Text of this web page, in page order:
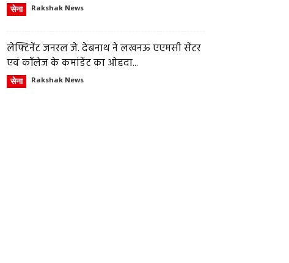
सेना Rakshak News
लेफ्टिनेंट जनरल जे. देबनाथ ने लखनऊ एएमसी सेंटर
एवं कॉलेज के कमांडेंट का ओहदा...
सेना Rakshak News